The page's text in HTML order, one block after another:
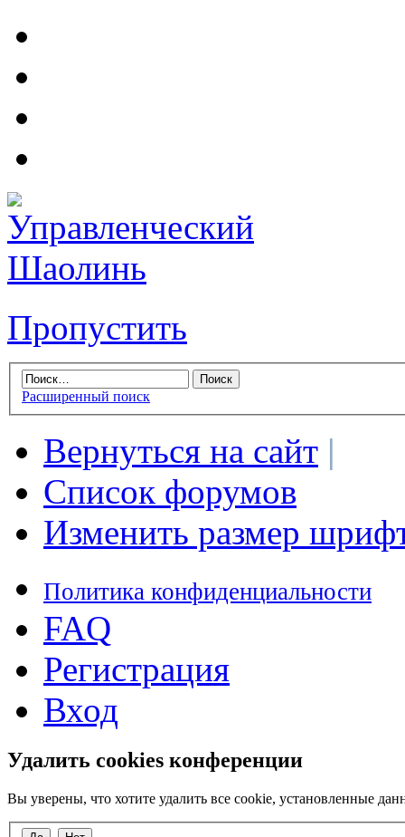
Пропустить
Расширенный поиск
Вернуться на сайт |
Список форумов
Изменить размер
Политика конфиденциальности
FAQ
Регистрация
Вход
Удалить cookies конференции
Вы уверены, что хотите удалить все cookie, установленные